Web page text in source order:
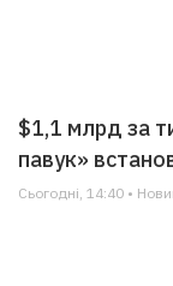
$1,1 млрд за
павук»
Сьогодні, 14:40 •